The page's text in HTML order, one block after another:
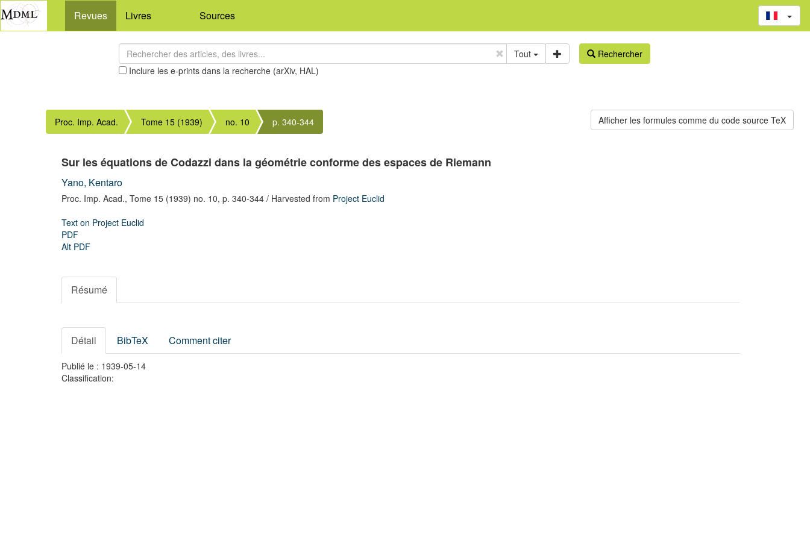
Revues Livres Sources
Tout
Inclure les e-prints dans la recherche (arXiv, HAL)
Rechercher
Proc. Imp. Acad. Tome 15 (1939) no. 10 p. 340-344
Sur les équations de Codazzi dans la géométrie conforme des espaces de Riemann
Yano, Kentaro
Proc. Imp. Acad., Tome 15 (1939) no. 10, p. 340-344 / Harvested from Project Euclid
Text on Project Euclid
PDF
Alt PDF
Résumé
Détail BibTeX Comment citer
Publié le : 1939-05-14
Classification: